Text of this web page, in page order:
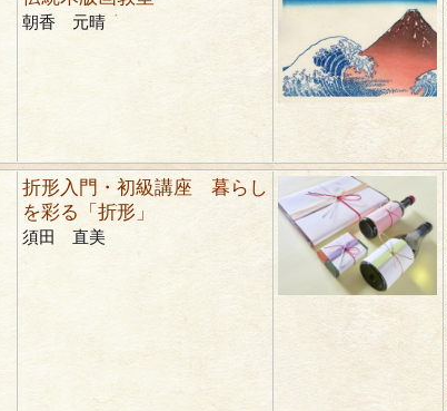
朝香 元晴
折形入門・初級講座 暮らし
を彩る「折形」
須田 直美